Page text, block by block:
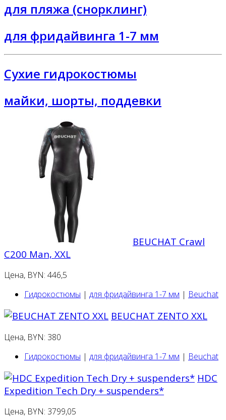
для пляжа (снорклинг)
для фридайвинга 1-7 мм
Сухие гидрокостюмы
майки, шорты, поддевки
BEUCHAT Crawl
C200 Man, XXL
Цена, BYN: 446,5
Гидрокостюмы | для фридайвинга 1-7 мм | Beuchat
BEUCHAT ZENTO XXL
Цена, BYN: 380
Гидрокостюмы | для фридайвинга 1-7 мм | Beuchat
HDC
Expedition Tech Dry + suspenders*
Цена, BYN: 3799,05